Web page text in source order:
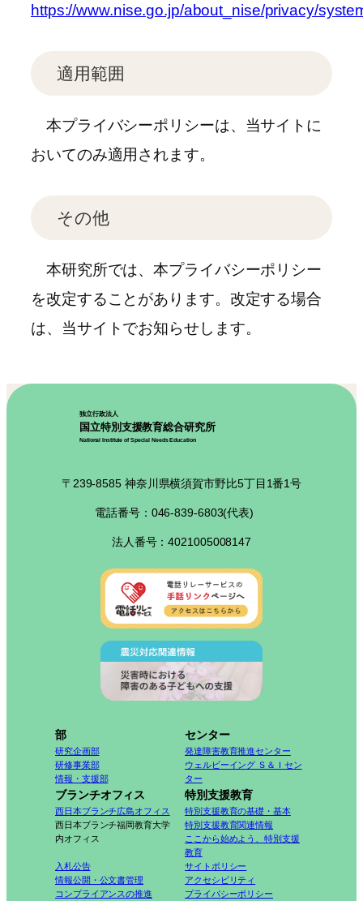
https://www.nise.go.jp/about_nise/privacy/
適用範囲
本プライバシーポリシーは、当サイトに
おいてのみ適用されます。
その他
本研究所では、本プライバシーポリシー
を改定することがあります。改定する場合
は、当サイトでお知らせします。
独立行政法人
国立特別支援教育総合研究所
National Institute of Special Needs Education
〒239-8585 神奈川県横須賀市野比5丁目1番1号
電話番号：046-839-6803(代表)
法人番号：4021005008147
部
研究企画部
研修事業部
情報・支援部
センター
発達障害教育推進センター
ウェルビーイング Ｓ＆Ｉセン
ター
ブランチオフィス
西日本ブランチ広島オフィス
西日本ブランチ福岡教育大学
内オフィス
特別支援教育
特別支援教育の基礎・基本
特別支援教育関連情報
ここから始めよう、特別支援
教育
入札公告
情報公開・公文書管理
コンプライアンスの推進
サイトポリシー
アクセシビリティ
プライバシーポリシー